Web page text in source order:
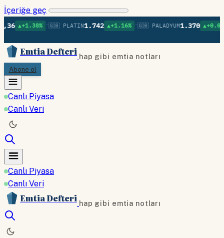
İçeriğe geç
• 🇬🇧 PLATIN1.742 ▲+1.16% • 🇬🇧 PALADYUM 1.370 ▲+0.09% • 🇬🇧
Emtia Defteri hap gibi emtia notları
Abone ol
Canlı Piyasa
Canlı Veri
Canlı Piyasa
Canlı Veri
Emtia Defteri hap gibi emtia notları